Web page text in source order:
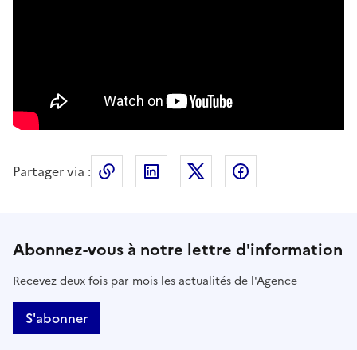
Partager via : Copier le lien de la page dans le
LinkedIn
Abonnez-vous à notre lettre d'information
Recevez deux fois par mois les actualités de l'Agence
S'abonner